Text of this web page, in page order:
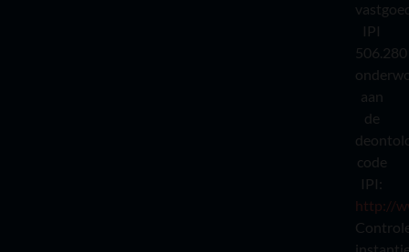
IPI
506.280
aan
de
code
IPI:
http://